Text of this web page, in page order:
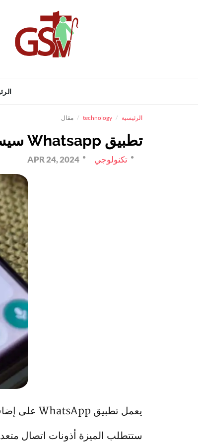
الرئيسية technology مقال
تطبيق Whatsapp سيسمح بمشاركة الصور والملفات بدون الاتصال بالإنترنت
تكنولوجي APR 24, 2024
يعمل تطبيق WhatsApp على إضافة ميزة ستتيح مشاركة الملفات بين المستخدمين دون الحاجة للإنترنت.
ستتطلب الميزة أذونات اتصال